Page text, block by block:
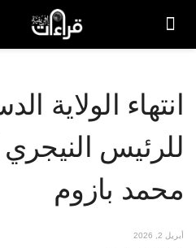
انتهاء الولاية
للرئيس
محمد بازوم
أبريل 2, 2026